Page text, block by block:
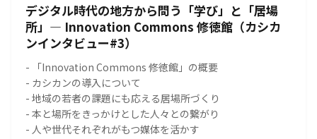
デジタル時代の地方から問う「学び」と「居場
所」― Innovation Commons 修徳館（カシカ
ンインタビュー#3）
- 「Innovation Commons 修徳館」の概要
- カシカンの導入について
- 地域の若者の課題にも応える居場所づくり
- 本と場所をきっかけとした人々との繋がり
- 人や世代それぞれがもつ媒体を活かす